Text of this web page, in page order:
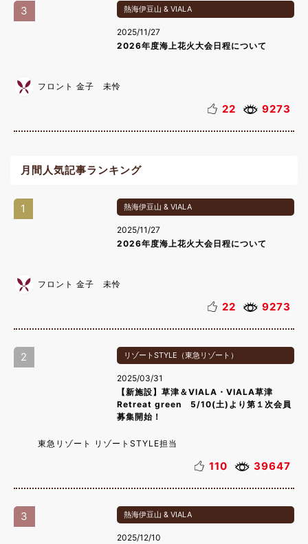
3 熱海伊豆山 & VIALA
2025/11/27
2026年度海上花火大会日程について
フロント 金子 未怜
22 9273
月間人気記事ランキング
1 熱海伊豆山 & VIALA
2025/11/27
2026年度海上花火大会日程について
フロント 金子 未怜
22 9273
2 リゾートSTYLE（東急リゾート）
2025/03/31
【新施設】草津＆VIALA・VIALA草津
Retreat green 5/10(土)より第１次会員
募集開始！
東急リゾート リゾートSTYLE担当
110 39647
3 熱海伊豆山 & VIALA
2025/12/10